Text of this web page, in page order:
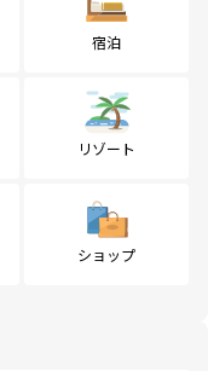
宿泊
リゾート
ショップ